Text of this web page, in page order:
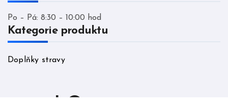
Po – Pá: 8:30 – 10:00 hod
Kategorie produktu
Doplňky stravy